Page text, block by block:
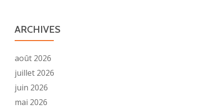
ARCHIVES
août 2026
juillet 2026
juin 2026
mai 2026